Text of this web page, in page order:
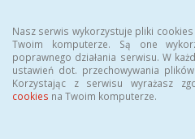
Nasz serwis wykorzystuje pliki
Twoim komputerze. Są one
poprawnego działania serwisu. W
ustawień dot. przechowywania
Korzystając z serwisu wyrażasz
cookies na Twoim komputerze.
BIULETYN
Urzędu